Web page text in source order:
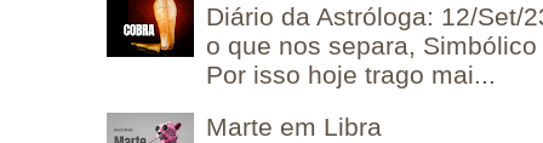
Diário da Astróloga: 12/Set/
o que nos separa,
Por isso hoje trago mai...
Marte em Libra